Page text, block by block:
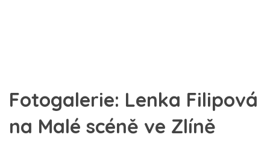
Fotogalerie: Lenka Filipová
na Malé scéně ve Zlíně